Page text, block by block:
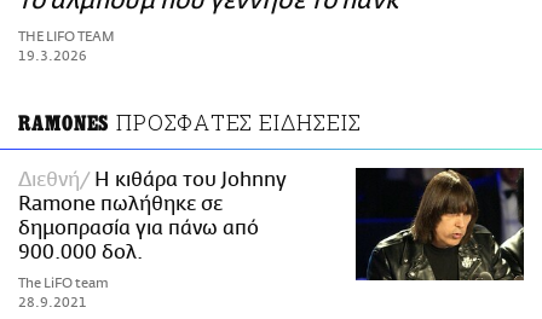
ΑΜΠΑ
PRINT
THE LIFO TEAM
19.3.2026
RAMONES ΠΡΟΣΦΑΤΕΣ ΕΙΔΗΣΕΙΣ
Διεθνή
Η κιθάρα του Johnny
Ramone πωλήθηκε σε
δημοπρασία για πάνω από
900.000 δολ.
The LiFO team
28.9.2021